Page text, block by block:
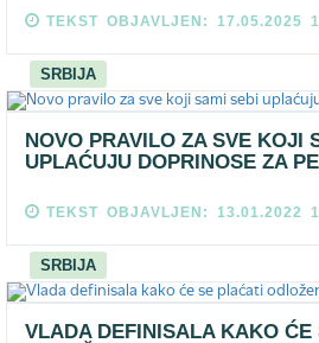
TEKST OBJAVLJEN: 17.05.2025
SRBIJA
NOVO PRAVILO ZA SVE KOJI
UPLAĆUJU DOPRINOSE ZA
TEKST OBJAVLJEN: 13.01.2022
SRBIJA
VLADA DEFINISALA KAKO ĆE